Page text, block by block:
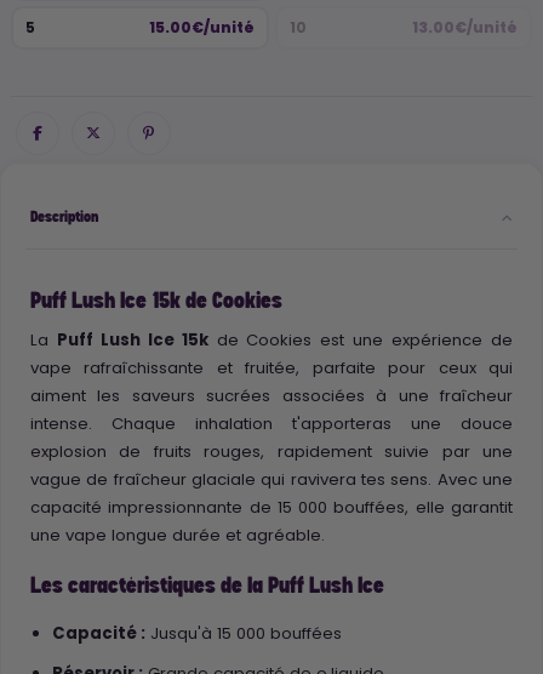
5 15.00€/unité 10 13.00€/unité
Description
Puff Lush Ice 15k de Cookies
La Puff Lush Ice 15kde Cookies est une expérience de
vape rafraîchissante et fruitée, parfaite pour ceux qui
aiment les saveurs sucrées associées à une fraîcheur
intense. Chaque inhalation t'apporteras une douce
explosion de fruits rouges, rapidement suivie par une
vague de fraîcheur glaciale qui ravivera tes sens. Avec une
capacité impressionnante de 15 000 bouffées, elle garantit
une vape longue durée et agréable.
Les caractéristiques de la Puff Lush Ice
Capacité : Jusqu'à 15 000 bouffées